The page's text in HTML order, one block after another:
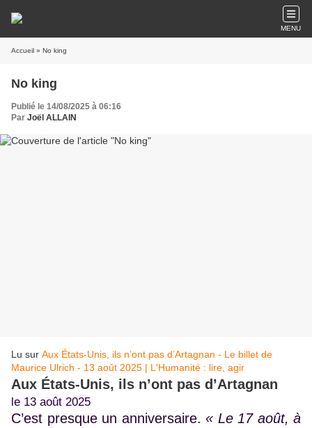
MENU
Accueil » No king
No king
Publié le 14/08/2025 à 06:16
Par Joël ALLAIN
Lu sur Aux États-Unis, ils n’ont pas d’Artagnan - Le billet de
Maurice Ulrich - 13 août 2025 | L'Humanité : lire, agir
Aux États-Unis, ils n’ont pas d’Artagnan
le 13 août 2025
C’est presque un anniversaire. « Le 17 août, à